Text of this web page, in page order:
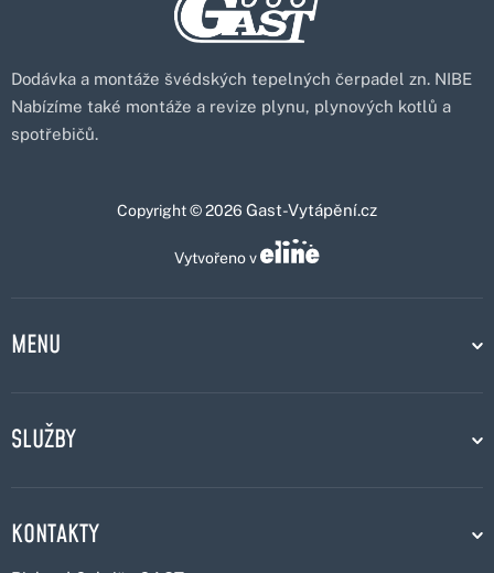
Dodávka a montáže švédských tepelných čerpadel zn. NIBE
Nabízíme také montáže a revize plynu, plynových kotlů a
spotřebičů.
Copyright © 2026 Gast-Vytápění.cz
Vytvořeno v
MENU
SLUŽBY
KONTAKTY